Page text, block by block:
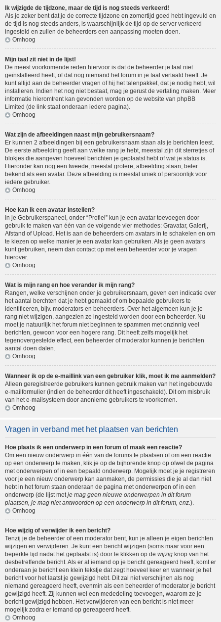
Ik wijzigde de tijdzone, maar de tijd is nog steeds verkeerd!
Als je zeker bent dat je de correcte tijdzone en zomertijd goed hebt ingevuld en
de tijd is nog steeds anders, is waarschijnlijk de tijd op de server verkeerd
ingesteld en zullen de beheerders een aanpassing moeten doen.
Omhoog
Mijn taal zit niet in de lijst!
De meest voorkomende reden hiervoor is dat de beheerder je taal niet
geïnstalleerd heeft, of dat nog niemand het forum in je taal vertaald heeft. Je
kunt altijd aan de beheerder vragen of hij het talenpakket, dat je nodig hebt, wil
installeren. Indien het nog niet bestaat, mag je gerust de vertaling maken. Meer
informatie hieromtrent kan gevonden worden op de website van phpBB
Limited (de link staat onderaan iedere pagina).
Omhoog
Wat zijn de afbeeldingen naast mijn gebruikersnaam?
Er kunnen 2 afbeeldingen bij een gebruikersnaam staan als je berichten leest.
De eerste afbeelding geeft aan welke rang je hebt, meestal zijn dit sterretjes of
blokjes die aangeven hoeveel berichten je geplaatst hebt of wat je status is.
Hieronder kan nog een tweede, meestal grotere, afbeelding staan, beter
bekend als een avatar. Deze afbeelding is meestal uniek of persoonlijk voor
iedere gebruiker.
Omhoog
Hoe kan ik een avatar instellen?
In je Gebruikerspaneel, onder “Profiel” kun je een avatar toevoegen door
gebruik te maken van één van de volgende vier methodes: Gravatar, Galerij,
Afstand of Upload. Het is aan de beheerders om avatars in te schakelen en om
te kiezen op welke manier je een avatar kan gebruiken. Als je geen avatars
kunt gebruiken, neem dan contact op met een beheerder voor je vragen
hierover.
Omhoog
Wat is mijn rang en hoe verander ik mijn rang?
Rangen, welke verschijnen onder je gebruikersnaam, geven een indicatie over
het aantal berchten dat je hebt gemaakt of om bepaalde gebruikers te
identificeren, bijv. moderators en beheerders. Over het algemeen kun je je
rang niet wijzigen, aangezien ze ingesteld worden door een beheerder. Nu
moet je natuurlijk het forum niet beginnen te spammen met onzinnig veel
berichten, gewoon voor een hogere rang. Dit heeft zelfs mogelijk het
tegenovergestelde effect, een beheerder of moderator kunnen je berichten
aantal doen dalen.
Omhoog
Wanneer ik op de e-maillink van een gebruiker klik, moet ik me aanmelden?
Alleen geregistreerde gebruikers kunnen gebruik maken van het ingebouwde
e-mailformulier (indien de beheerder dit heeft ingeschakeld). Dit om misbruik
van het e-mailsysteem door anonieme gebruikers te voorkomen.
Omhoog
Vragen in verband met het plaatsen van berichten
Hoe plaats ik een onderwerp in een forum of maak een reactie?
Om een nieuw onderwerp in één van de forums te plaatsen of om een reactie
op een onderwerp te maken, klik je op de bijhorende knop op ofwel de pagina
met onderwerpen of in een bepaald onderwerp. Mogelijk moet je je registreren
voor je een nieuw onderwerp kan aanmaken, de permissies die je al dan niet
hebt in het forum staan onderaan de pagina met onderwerpen of in een
onderwerp (de lijst metje mag geen nieuwe onderwerpen in dit forum
plaatsen, je mag niet antwoorden op een onderwerp in dit forum, enz.).
Omhoog
Hoe wijzig of verwijder ik een bericht?
Tenzij je de beheerder of een moderator bent, kun je alleen je eigen berichten
wijzigen en verwijderen. Je kunt een bericht wijzigen (soms maar voor een
beperkte tijd nadat het geplaatst is) door te klikken op de wijzig knop van het
desbetreffende bericht. Als er al iemand op je bericht gereageerd heeft, komt er
onderaan je bericht een klein tekstje dat zegt hoeveel keer en wanneer je het
bericht voor het laatst je gewijzigd hebt. Dit zal niet verschijnen als nog
niemand gereageerd heeft, evenmin als een beheerder of moderator je bericht
gewijzigd heeft. Zij kunnen wel een mededeling toevoegen, waarom ze je
bericht gewijzigd hebben. Het verwijderen van een bericht is niet meer
mogelijk zodra er iemand op gereageerd heeft.
Omhoog